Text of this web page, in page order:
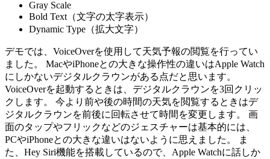
Gray Scale
Bold Text（文字の太字表示）
Dynamic Type（拡大文字）
デモでは、VoiceOverを使用して天気予報の閲覧を行ってい
ました。 MacやiPhoneとの大きな操作性の違いはApple Watch
にしかないデジタルクラウンがある点だと思います。
VoiceOverを起動するときは、デジタルクラウンを3回クリッ
クします。 今より前や後の時間の天気を閲覧するときはデ
ジタルクラウンを前後に回転させて時間を変更します。 画
面のタップやフリックなどのジェスチャーは基本的には、
PCやiPhoneとの大きな違いはないように思えました。 ま
た、Hey Siri機能を搭載しているので、Apple Watchに話しか